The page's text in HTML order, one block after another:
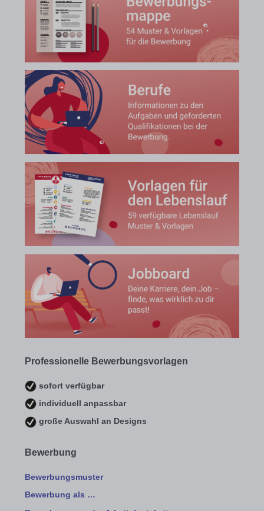
Professionelle Bewerbungsvorlagen
sofort verfügbar
individuell anpassbar
große Auswahl an Designs
Bewerbung
Bewerbungsmuster
Bewerbung als …